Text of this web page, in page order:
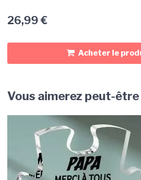
26,99 €
Acheter le
Vous aimerez peut-